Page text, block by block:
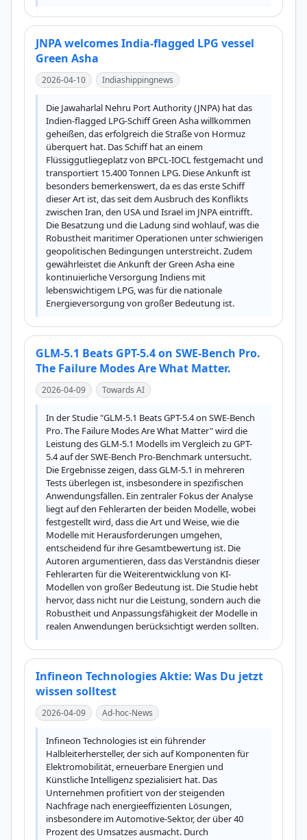
JNPA welcomes India-flagged LPG vessel
Green Asha
2026-04-10 Indiashippingnews
Die Jawaharlal Nehru Port Authority (JNPA) hat das
Indien-flagged LPG-Schiff Green Asha willkommen
geheißen, das erfolgreich die Straße von Hormuz
überquert hat. Das Schiff hat an einem
Flüssiggutliegeplatz von BPCL-IOCL festgemacht und
transportiert 15.400 Tonnen LPG. Diese Ankunft ist
besonders bemerkenswert, da es das erste Schiff
dieser Art ist, das seit dem Ausbruch des Konflikts
zwischen Iran, den USA und Israel im JNPA eintrifft.
Die Besatzung und die Ladung sind wohlauf, was die
Robustheit maritimer Operationen unter schwierigen
geopolitischen Bedingungen unterstreicht. Zudem
gewährleistet die Ankunft der Green Asha eine
kontinuierliche Versorgung Indiens mit
lebenswichtigem LPG, was für die nationale
Energieversorgung von großer Bedeutung ist.
GLM-5.1 Beats GPT-5.4 on SWE-Bench Pro.
The Failure Modes Are What Matter.
2026-04-09 Towards AI
In der Studie "GLM-5.1 Beats GPT-5.4 on SWE-Bench
Pro. The Failure Modes Are What Matter" wird die
Leistung des GLM-5.1 Modells im Vergleich zu GPT-
5.4 auf der SWE-Bench Pro-Benchmark untersucht.
Die Ergebnisse zeigen, dass GLM-5.1 in mehreren
Tests überlegen ist, insbesondere in spezifischen
Anwendungsfällen. Ein zentraler Fokus der Analyse
liegt auf den Fehlerarten der beiden Modelle, wobei
festgestellt wird, dass die Art und Weise, wie die
Modelle mit Herausforderungen umgehen,
entscheidend für ihre Gesamtbewertung ist. Die
Autoren argumentieren, dass das Verständnis dieser
Fehlerarten für die Weiterentwicklung von KI-
Modellen von großer Bedeutung ist. Die Studie hebt
hervor, dass nicht nur die Leistung, sondern auch die
Robustheit und Anpassungsfähigkeit der Modelle in
realen Anwendungen berücksichtigt werden sollten.
Infineon Technologies Aktie: Was Du jetzt
wissen solltest
2026-04-09 Ad-hoc-News
Infineon Technologies ist ein führender
Halbleiterhersteller, der sich auf Komponenten für
Elektromobilität, erneuerbare Energien und
Künstliche Intelligenz spezialisiert hat. Das
Unternehmen profitiert von der steigenden
Nachfrage nach energieeffizienten Lösungen,
insbesondere im Automotive-Sektor, der über 40
Prozent des Umsatzes ausmacht. Durch